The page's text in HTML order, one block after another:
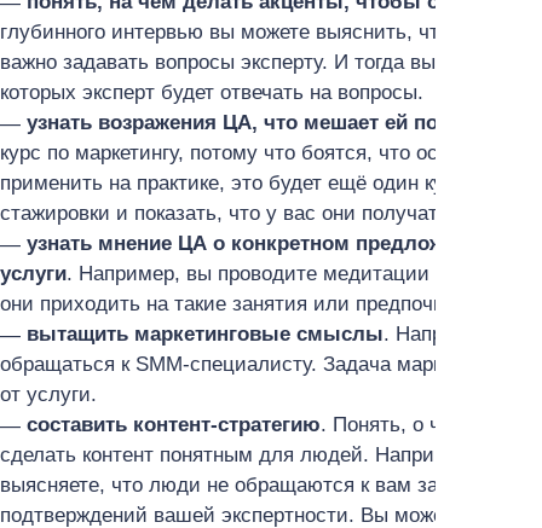
глубинного интервью вы можете выяснить, что люди
важно задавать вопросы эксперту. И тогда вы можете
которых эксперт будет отвечать на вопросы.
узнать возражения ЦА, что мешает ей покупать
курс по маркетингу, потому что боятся, что останутся
применить на практике, это будет ещё один курс «в
стажировки и показать, что у вас они получат
узнать мнение ЦА о конкретном предложении,
услуги. Например, вы проводите медитации онлайн.
они приходить на такие занятия или предпочитают
вытащить маркетинговые смыслы. Например,
обращаться к SMM-специалисту. Задача маркетолога
от услуги.
cоставить контент-стратегию. Понять, о чём нужно
сделать контент понятным для людей. Например, вы
выясняете, что люди не обращаются к вам за
подтверждений вашей экспертности. Вы можете делать